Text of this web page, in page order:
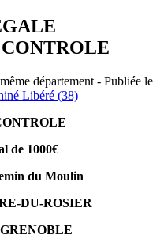
département - Publiée
Libéré (38)
de 1000€
du Moulin
DU-ROSIER
GRENOBLE